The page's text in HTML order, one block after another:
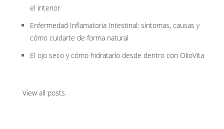
el interior
Enfermedad Inflamatoria Intestinal: síntomas, causas y
cómo cuidarte de forma natural
El ojo seco y cómo hidratarlo desde dentro con OlioVita
View all posts.